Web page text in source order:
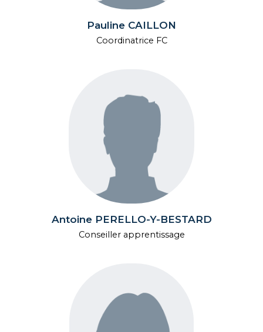
Pauline CAILLON
Coordinatrice FC
Antoine PERELLO-Y-BESTARD
Conseiller apprentissage